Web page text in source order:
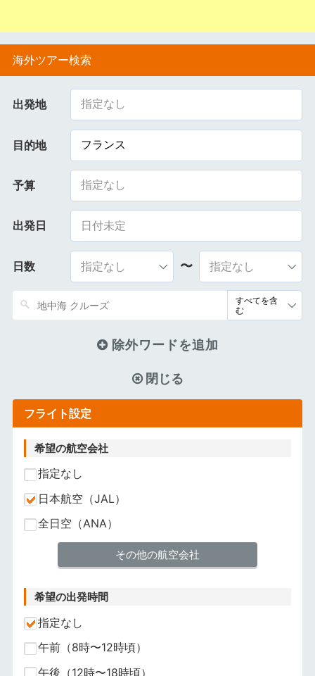
海外ツアー検索
出発地 指定なし
目的地 フランス
予算 指定なし
出発日
日数 〜
除外ワードを追加
閉じる
フライト設定
希望の航空会社
指定なし
日本航空（JAL）
全日空（ANA）
その他の航空会社
希望の出発時間
指定なし
午前（8時〜12時頃）
午後（12時〜18時頃）